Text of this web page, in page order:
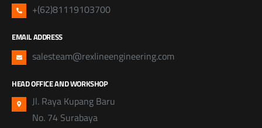
+(62)81119103700
EMAIL ADDRESS
salesteam@rexlineengineering.com
HEAD OFFICE AND WORKSHOP
Jl. Raya Kupang Baru
No. 74 Surabaya